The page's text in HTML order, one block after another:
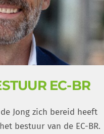
EC-BR
Jong zich bereid heeft
bestuur van de EC-BR.